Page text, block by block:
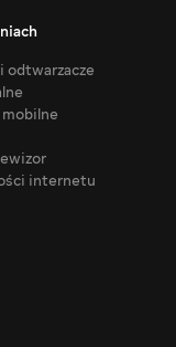
odtwarzacze
mobilne
internetu